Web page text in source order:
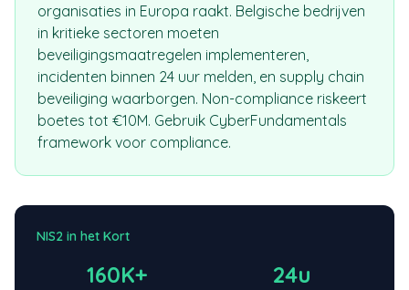
organisaties in Europa raakt. Belgische bedrijven
in kritieke sectoren moeten
beveiligingsmaatregelen implementeren,
incidenten binnen 24 uur melden, en supply chain
beveiliging waarborgen. Non-compliance riskeert
boetes tot €10M. Gebruik CyberFundamentals
framework voor compliance.
NIS2 in het Kort
160K+ 24u